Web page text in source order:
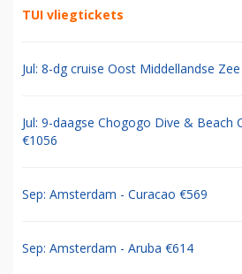
TUI vliegtickets
Jul: 8-dg cruise Oost Middellandse
Jul: 9-daagse Chogogo Dive & Beach
€1056
Sep: Amsterdam - Curacao €569
Sep: Amsterdam - Aruba €614